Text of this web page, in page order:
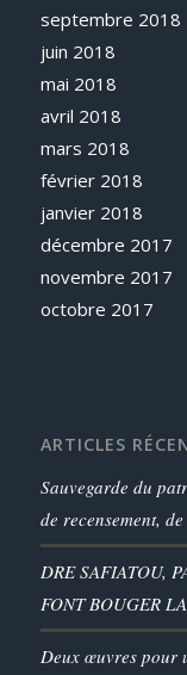
septembre 2018
juin 2018
mai 2018
avril 2018
mars 2018
février 2018
janvier 2018
décembre 2017
novembre 2017
octobre 2017
ARTICLES
Sauvegarde du
de recensement,
DRE SAFIATOU,
FONT BOUGER
Deux œuvres pour